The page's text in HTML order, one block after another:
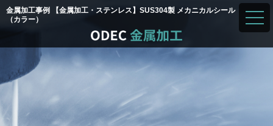
金属加工事例 【金属加工・ステンレス】SUS304製 メカニカルシール
（カラー）